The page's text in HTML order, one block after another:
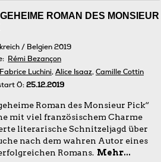
ROMAN DES MONSIEUR
/ Belgien 2019
Rémi Bezançon
Fabrice Luchini, Alice Isaaz, Camille Cottin
Ö: 25.12.2019
Roman des Monsieur Pick“
mit viel französischem Charme
literarische Schnitzeljagd über
nach dem wahren Autor eines
Romans. Mehr...